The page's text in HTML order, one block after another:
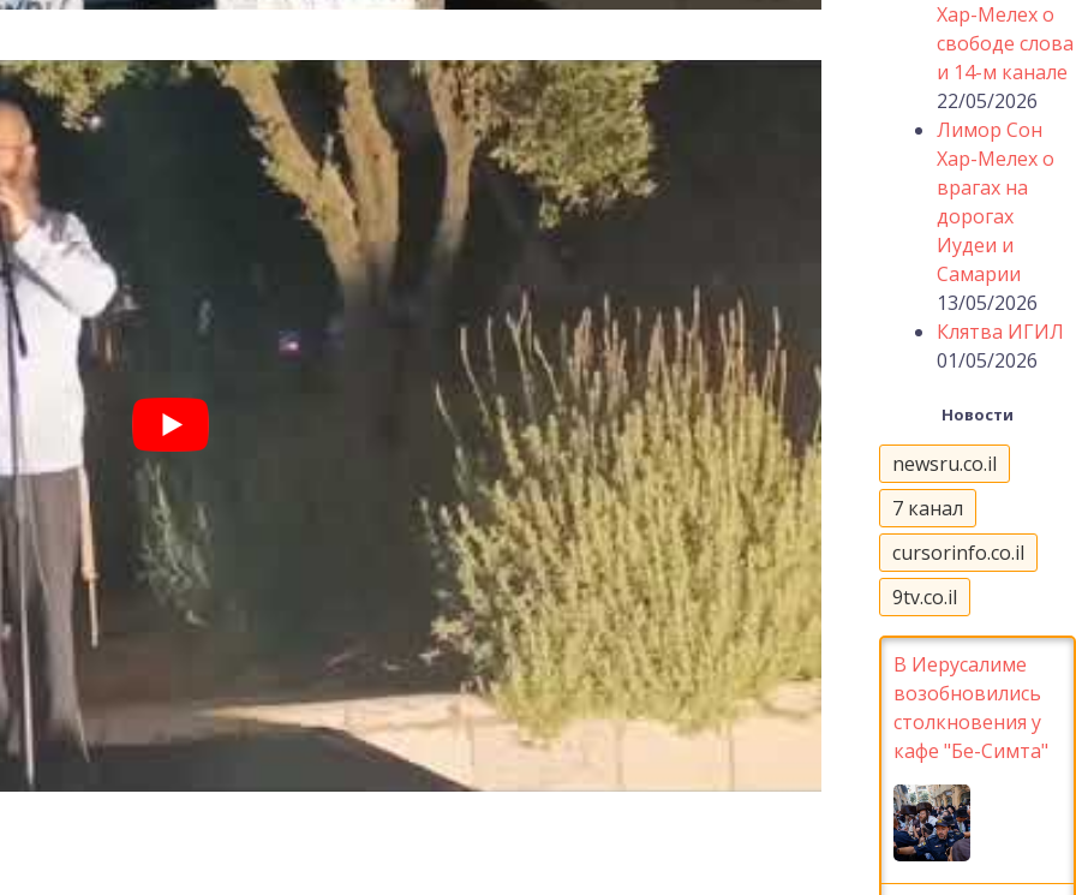
Хар-Мелех о
свободе слова
и 14-м канале
22/05/2026
Лимор Сон
Хар-Мелех о
врагах на
дорогах
Иудеи и
Самарии
13/05/2026
Клятва ИГИЛ
01/05/2026
Новости
newsru.co.il
7 канал
cursorinfo.co.il
9tv.co.il
В Иерусалиме
возобновились
столкновения у
кафе "Бе-Симта"